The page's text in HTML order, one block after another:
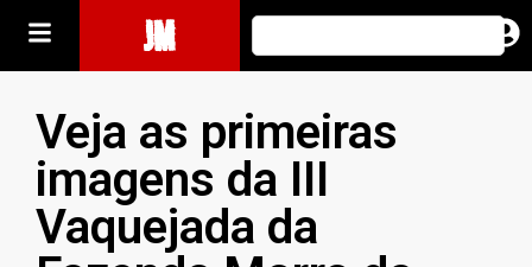
JM
Veja as primeiras
imagens da III
Vaquejada da